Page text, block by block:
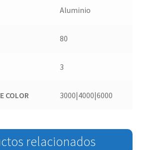
Aluminio
80
3
COLOR 3000|4000|6000
relacionados